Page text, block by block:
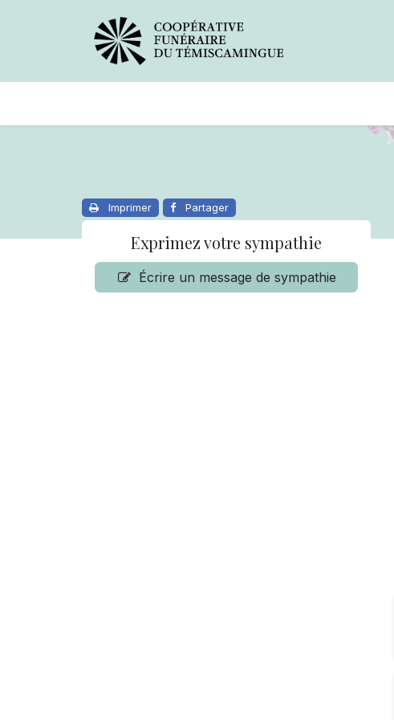
Imprimer Partager
Exprimez votre sympathie
Écrire un message de sympathie